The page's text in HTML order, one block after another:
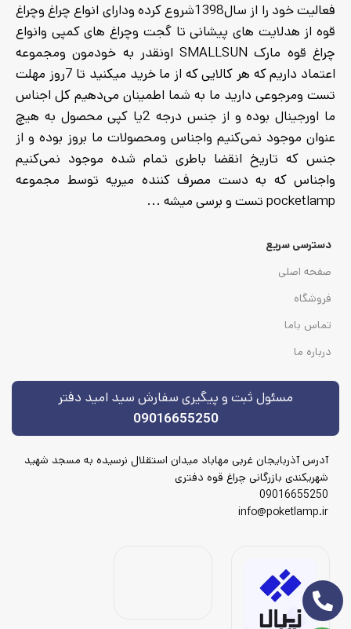
آب
فعالیت خود را از سال1398شروع کرده ودارای انواع چراغ وچراغ
قوه از هدلایت های پیشانی تا گجت وچراغ های کمپی وانواع
چراغ قوه مارک SMALLSUN اونقدر به خودمون ومجموعه
اعتماد داریم که هر کالایی که از ما خرید میکنید تا 7روز مهلت
تست ومرجوعی دارید ما به شما اطمینان می‌دهیم کل اجناس
ما اورجینال بوده و از جنس درجه 2یا کپی محصول به هیچ
عنوان موجود نمی‌کنیم واجناس ومحصولات ما بروز بوده و از
جنس که تاریخ انقضا باطری تمام شده موجود نمی‌کنیم
واجناس که به دست مصرف کننده میریه توسط مجموعه
pocketlamp تست و برسی میشه ...
دسترسی سریع
صفحه اصلی
فروشگاه
تماس باما
درباره ما
مسئول ثبت و پیگیری سفارش سید امید دفتر
09016655250
آدرس آذربایجان غربی مهاباد میدان استقلال نرسیده به مسجد شهید
شهریکندی بازرگانی چراغ قوه دفتری
09016655250
info@poketlamp.ir